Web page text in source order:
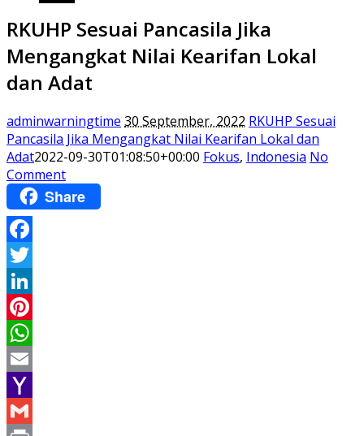
RKUHP Sesuai Pancasila Jika
Mengangkat Nilai Kearifan Lokal
dan Adat
adminwarningtime 30 September, 2022 RKUHP Sesuai
Pancasila Jika Mengangkat Nilai Kearifan Lokal dan
Adat2022-09-30T01:08:50+00:00 Fokus, Indonesia No
Comment
Share
Facebook
Twitter
LinkedIn
Pinterest
WhatsApp
Email
Yahoo